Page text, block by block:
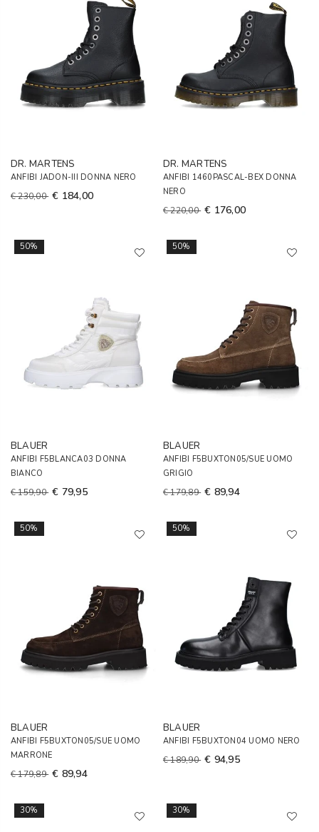
DR. MARTENS
ANFIBI JADON-III DONNA NERO
€ 230,00 € 184,00
DR. MARTENS
ANFIBI 1460PASCAL-BEX DONNA
NERO
€ 220,00 € 176,00
50%
BLAUER
ANFIBI F5BLANCA03 DONNA
BIANCO
€ 159,90 € 79,95
50%
BLAUER
ANFIBI F5BUXTON05/SUE UOMO
GRIGIO
€ 179,89 € 89,94
50%
BLAUER
ANFIBI F5BUXTON05/SUE UOMO
MARRONE
€ 179,89 € 89,94
50%
BLAUER
ANFIBI F5BUXTON04 UOMO NERO
€ 189,90 € 94,95
30% 30%